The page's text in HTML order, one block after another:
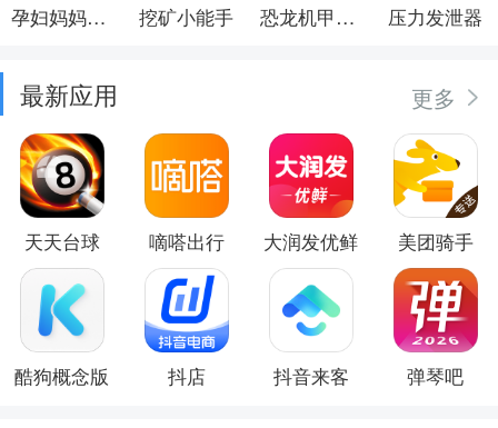
孕妇妈妈日记 挖矿小能手 恐龙机甲射手 压力发泄器
最新应用 更多
天天台球 嘀嗒出行 大润发优鲜 美团骑手
酷狗概念版 抖店 抖音来客 弹琴吧